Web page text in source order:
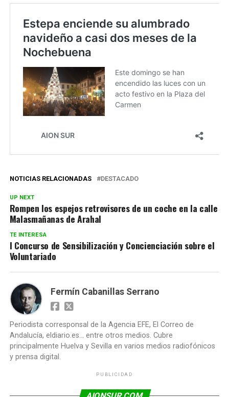
NOTICIAS RELACIONADAS DESTACADO
UP NEXT
Rompen los espejos retrovisores de un coche en la calle
Malasmañanas de Arahal
TE INTERESA
I Concurso de Sensibilización y Concienciación sobre el
Voluntariado
Fermín Cabanillas Serrano
Periodista corresponsal de la Agencia EFE, El Correo de
Andalucía, eldiario.es... entre otros medios. Cubre
principalmente Huelva y Sevilla en varios medios radiofónicos
y prensa digital.
PUBLICIDAD